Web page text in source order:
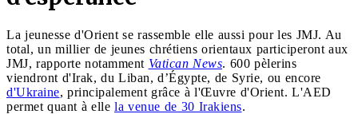
La jeunesse d'Orient se rassemble elle aussi pour les JMJ. Au
total, un millier de jeunes chrétiens orientaux participeront aux
JMJ, rapporte notamment Vatican News. 600 pèlerins
viendront d'Irak, du Liban, d’Égypte, de Syrie, ou encore
d'Ukraine, principalement grâce à l'Œuvre d'Orient. L'AED
permet quant à elle la venue de 30 Irakiens.